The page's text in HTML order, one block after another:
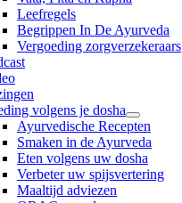
Leefregels
Begrippen In De Ayurveda
Vergoeding zorgverzekeraars
volgens je dosha
Ayurvedische Recepten
Smaken in de Ayurveda
Eten volgens uw dosha
Verbeter uw spijsvertering
Maaltijd adviezen